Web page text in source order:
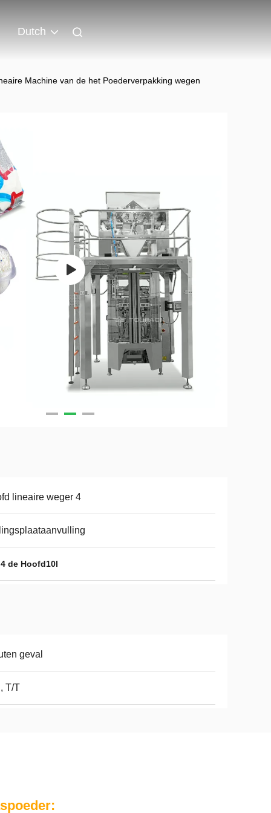
Dutch
Machine van de het Poederverpakking wegen
lineaire weger 4
de Hoofd10l
geval
T/T